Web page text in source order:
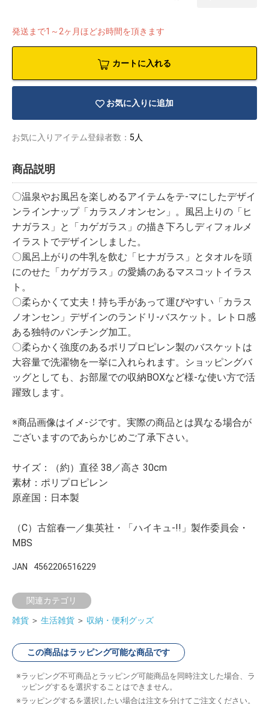
発送まで1～2ヶ月ほどお時間を頂きます
カートに入れる
お気に入りに追加
お気に入りアイテム登録者数： 5人
商品説明
〇温泉やお風呂を楽しめるアイテムをテ-マにしたデザイ
ンラインナップ「カラスノオンセン」。風呂上りの「ヒ
ナガラス」と「カゲガラス」の描き下ろしディフォルメ
イラストでデザインしました。
〇風呂上がりの牛乳を飲む「ヒナガラス」とタオルを頭
にのせた「カゲガラス」の愛嬌のあるマスコットイラス
ト。
〇柔らかくて丈夫！持ち手があって運びやすい「カラス
ノオンセン」デザインのランドリ-バスケット。レトロ感
ある独特のパンチング加工。
〇柔らかく強度のあるポリプロピレン製のバスケットは
大容量で洗濯物を一挙に入れられます。ショッピングバ
ッグとしても、お部屋での収納BOXなど様-な使い方で活
躍致します。
※商品画像はイメ-ジです。実際の商品とは異なる場合が
ございますのであらかじめご了承下さい。
サイズ：（約）直径 38／高さ 30cm
素材：ポリプロピレン
原産国：日本製
（C）古舘春一／集英社・「ハイキュ-!!」製作委員会・
MBS
JAN 4562206516229
関連カテゴリ
雑貨 ＞ 生活雑貨 ＞ 収納・便利グッズ
この商品はラッピング可能な商品です
ラッピング不可商品とラッピング可能商品を同時注文した場合、ラ
ッピングするを選択することはできません。
ラッピングするを選択したい場合は注文を分けてご注文ください。
ーター
アダルトグ
ッズ